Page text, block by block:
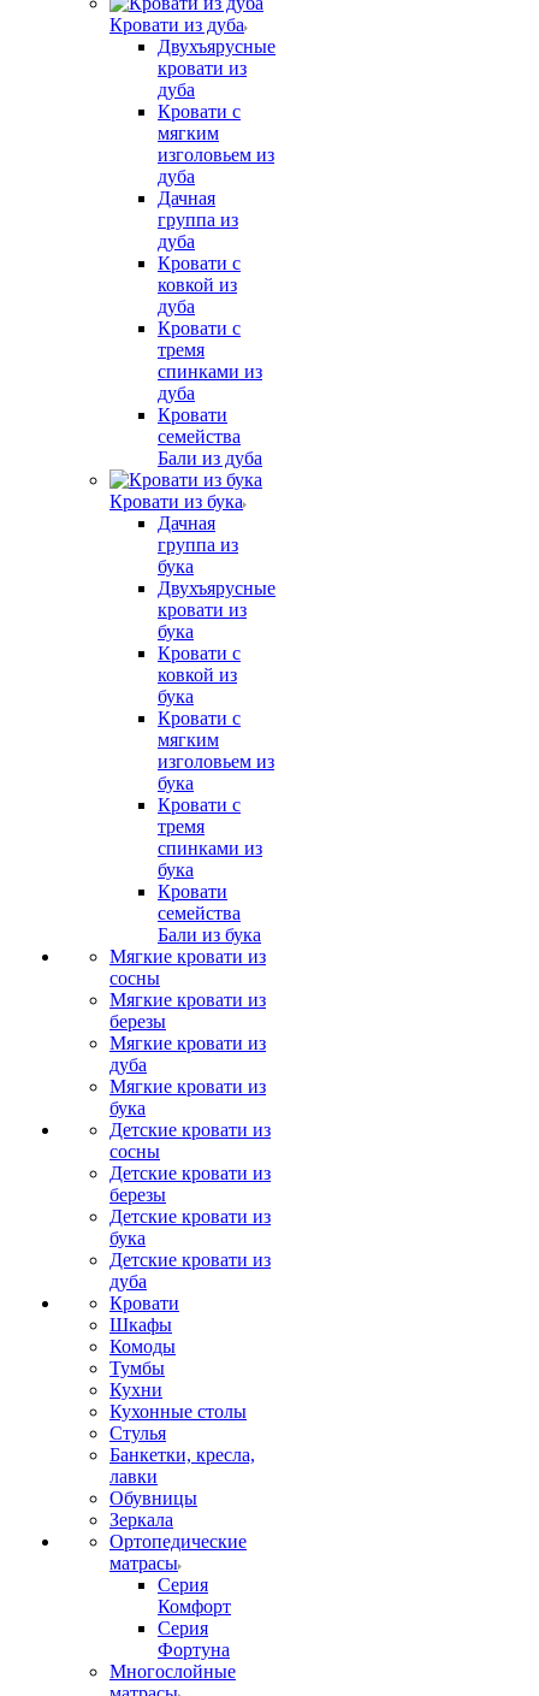
Кровати из дуба
Двухъярусные
кровати из
дуба
Кровати с
мягким
изголовьем из
дуба
Дачная
группа из
дуба
Кровати с
ковкой из
дуба
Кровати с
тремя
спинками из
дуба
Кровати
семейства
Бали из дуба
Кровати из бука
Дачная
группа из
бука
Двухъярусные
кровати из
бука
Кровати с
ковкой из
бука
Кровати с
мягким
изголовьем из
бука
Кровати с
тремя
спинками из
бука
Кровати
семейства
Бали из бука
Мягкие кровати из
сосны
Мягкие кровати из
березы
Мягкие кровати из
дуба
Мягкие кровати из
бука
Детские кровати из
сосны
Детские кровати из
березы
Детские кровати из
бука
Детские кровати из
дуба
Кровати
Шкафы
Комоды
Тумбы
Кухни
Кухонные столы
Стулья
Банкетки, кресла,
лавки
Обувницы
Зеркала
Ортопедические
матрасы
Серия
Комфорт
Серия
Фортуна
Многослойные